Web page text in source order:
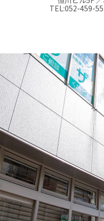
TEL:052-459-